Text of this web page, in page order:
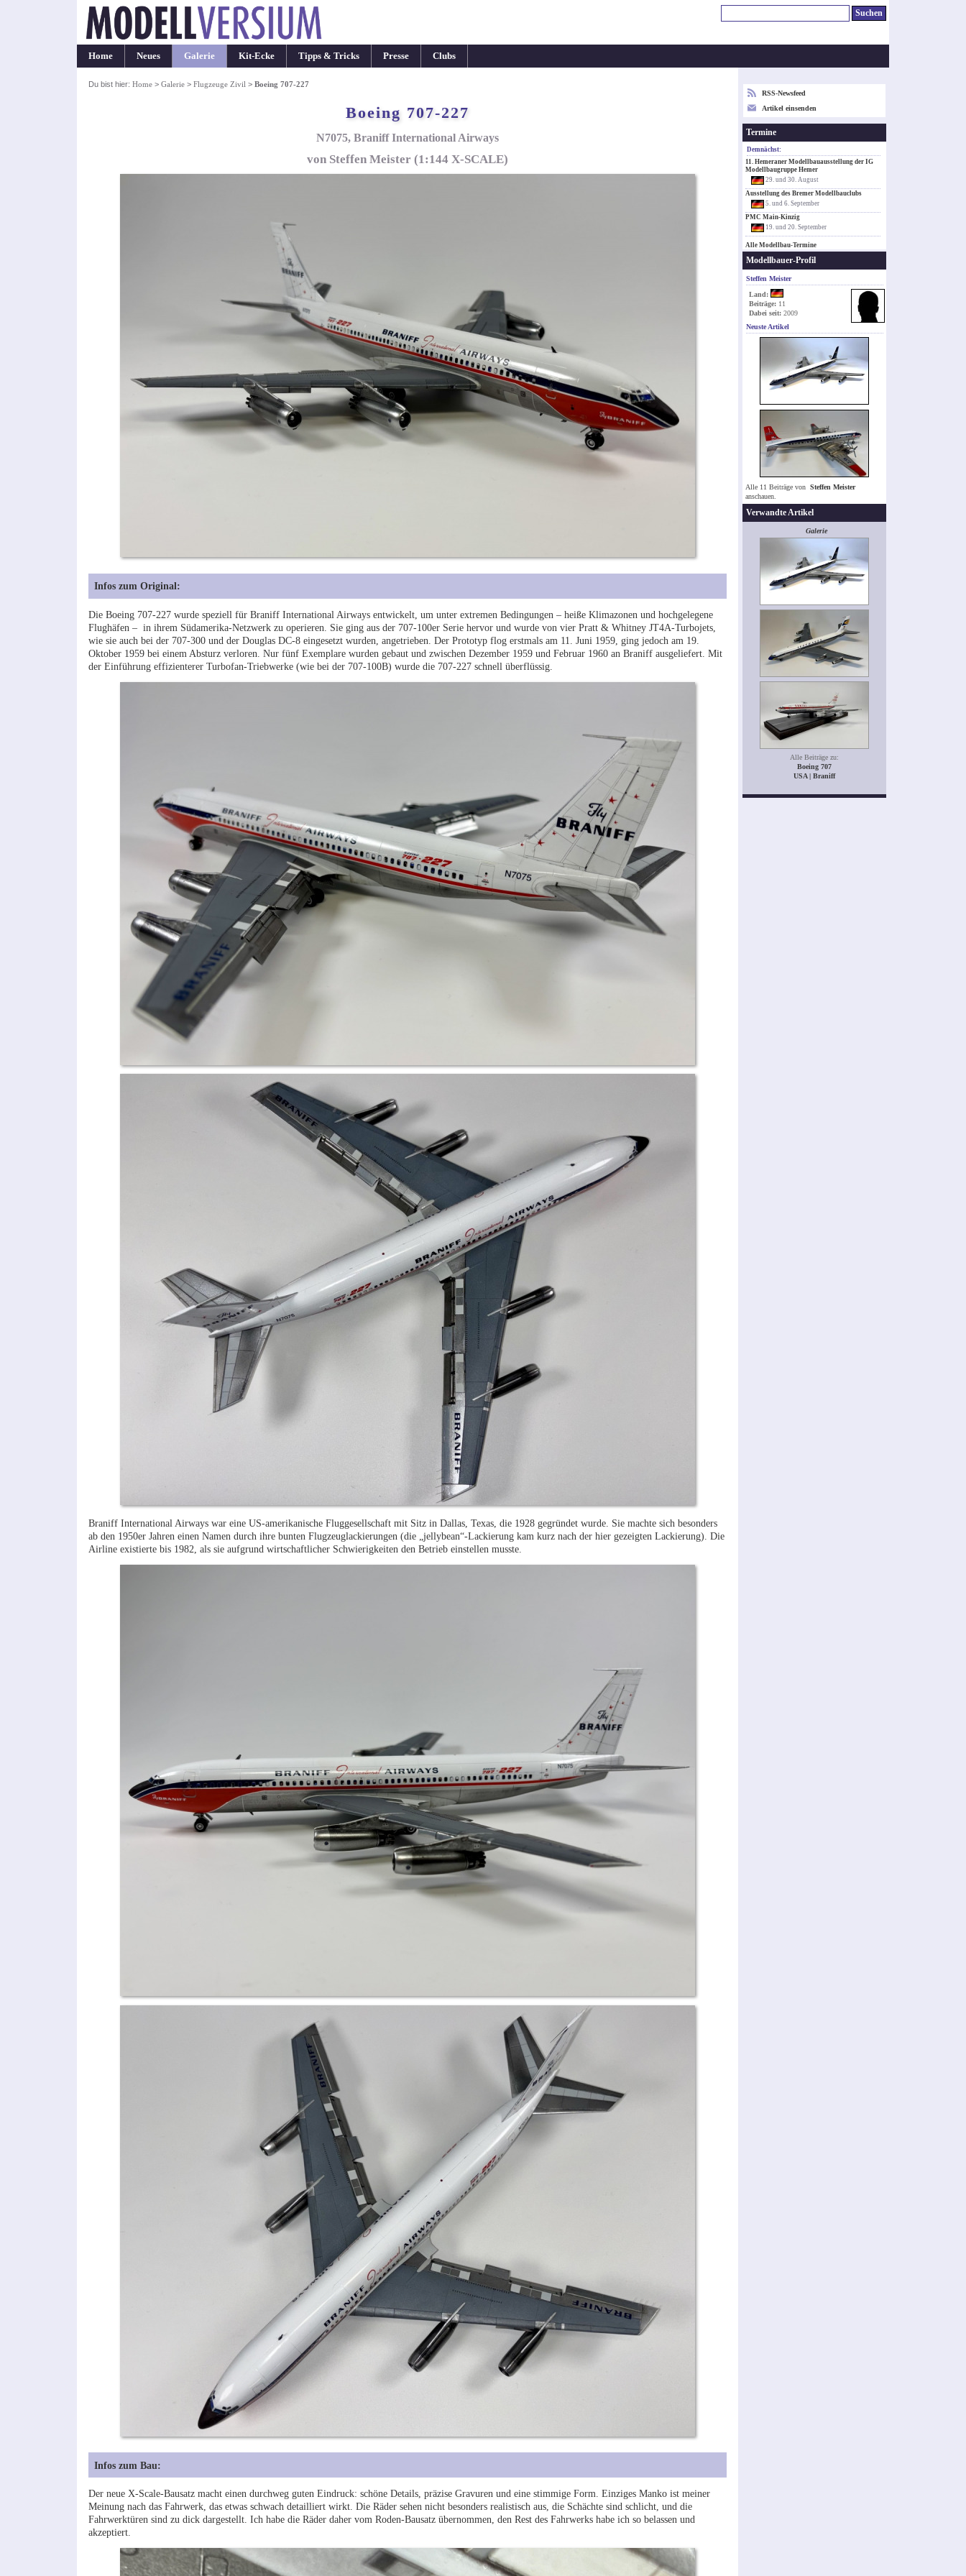
Home Neues Galerie Kit-Ecke Tipps & Tricks Presse Clubs
Du bist hier: Home> Galerie> Flugzeuge Zivil > Boeing 707-227
Boeing 707-227
N7075, Braniff International Airways
von Steffen Meister (1:144 X-SCALE)
Infos zum Original:
Die Boeing 707-227 wurde speziell für Braniff International Airways entwickelt, um unter extremen Bedingungen – heiße Klimazonen und hochgelegene
Flughäfen – in ihrem Südamerika-Netzwerk zu operieren. Sie ging aus der 707-100er Serie hervor und wurde von vier Pratt & Whitney JT4A-Turbojets,
wie sie auch bei der 707-300 und der Douglas DC-8 eingesetzt wurden, angetrieben. Der Prototyp flog erstmals am 11. Juni 1959, ging jedoch am 19.
Oktober 1959 bei einem Absturz verloren. Nur fünf Exemplare wurden gebaut und zwischen Dezember 1959 und Februar 1960 an Braniff ausgeliefert. Mit
der Einführung effizienterer Turbofan-Triebwerke (wie bei der 707-100B) wurde die 707-227 schnell überflüssig.
Braniff International Airways war eine US-amerikanische Fluggesellschaft mit Sitz in Dallas, Texas, die 1928 gegründet wurde. Sie machte sich besonders
ab den 1950er Jahren einen Namen durch ihre bunten Flugzeuglackierungen (die „jellybean“-Lackierung kam kurz nach der hier gezeigten Lackierung). Die
Airline existierte bis 1982, als sie aufgrund wirtschaftlicher Schwierigkeiten den Betrieb einstellen musste.
Infos zum Bau:
Der neue X-Scale-Bausatz macht einen durchweg guten Eindruck: schöne Details, präzise Gravuren und eine stimmige Form. Einziges Manko ist meiner
Meinung nach das Fahrwerk, das etwas schwach detailliert wirkt. Die Räder sehen nicht besonders realistisch aus, die Schächte sind schlicht, und die
Fahrwerktüren sind zu dick dargestellt. Ich habe die Räder daher vom Roden-Bausatz übernommen, den Rest des Fahrwerks habe ich so belassen und
akzeptiert.
RSS-Newsfeed
Artikel einsenden
Termine
Demnächst:
11. Hemeraner Modellbauausstellung der IG
Modellbaugruppe Hemer
29. und 30. August
Ausstellung des Bremer Modellbauclubs
5. und 6. September
PMC Main-Kinzig
19. und 20. September
Alle Modellbau-Termine
Modellbauer-Profil
Steffen Meister
Land:
Beiträge: 11
Dabei seit: 2009
Neuste Artikel
Alle 11 Beiträge von Steffen Meister
anschauen.
Verwandte Artikel
Galerie
Alle Beiträge zu:
Boeing 707
USA | Braniff